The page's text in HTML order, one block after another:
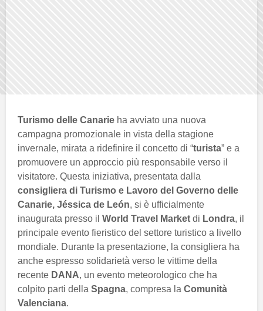
Turismo delle Canarie ha avviato una nuova
campagna promozionale in vista della stagione
invernale, mirata a ridefinire il concetto di “turista” e a
promuovere un approccio più responsabile verso il
visitatore. Questa iniziativa, presentata dalla
consigliera di Turismo e Lavoro del Governo delle
Canarie, Jéssica de León, si è ufficialmente
inaugurata presso il World Travel Market di Londra, il
principale evento fieristico del settore turistico a livello
mondiale. Durante la presentazione, la consigliera ha
anche espresso solidarietà verso le vittime della
recente DANA, un evento meteorologico che ha
colpito parti della Spagna, compresa la Comunità
Valenciana.